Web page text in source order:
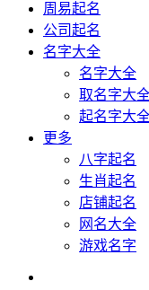
周易起名
公司起名
名字大全
名字大全
取名字大
起名字大
更多
八字起名
生肖起名
店铺起名
网名大全
游戏名字